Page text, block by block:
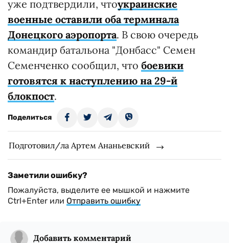
уже подтвердили, чтоукраинские
военные оставили оба терминала
Донецкого аэропорта. В свою очередь
командир батальона "Донбасс" Семен
Семенченко сообщил, что боевики
готовятся к наступлению на 29-й
блокпост.
Поделиться
Подготовил/ла Артем Ананьевский
Заметили ошибку?
Пожалуйста, выделите ее мышкой и нажмите
Ctrl+Enter или Отправить ошибку
Добавить комментарий